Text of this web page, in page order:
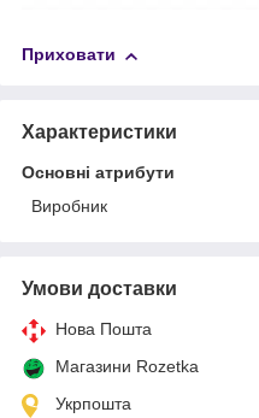
Приховати
Характеристики
Основні атрибути
Виробник
Умови доставки
Нова Пошта
Магазини Rozetka
Укрпошта